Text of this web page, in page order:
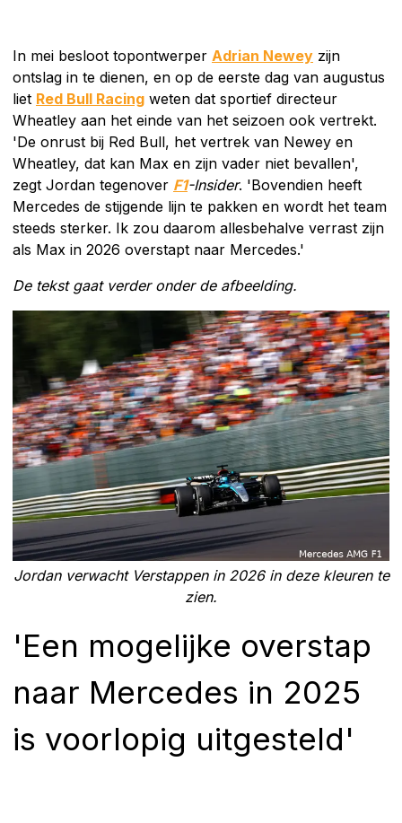
In mei besloot topontwerper Adrian Newey zijn
ontslag in te dienen, en op de eerste dag van augustus
liet Red Bull Racing weten dat sportief directeur
Wheatley aan het einde van het seizoen ook vertrekt.
'De onrust bij Red Bull, het vertrek van Newey en
Wheatley, dat kan Max en zijn vader niet bevallen',
zegt Jordan tegenover F1-Insider. 'Bovendien heeft
Mercedes de stijgende lijn te pakken en wordt het team
steeds sterker. Ik zou daarom allesbehalve verrast zijn
als Max in 2026 overstapt naar Mercedes.'
De tekst gaat verder onder de afbeelding.
Jordan verwacht Verstappen in 2026 in deze kleuren te
zien.
'Een mogelijke overstap
naar Mercedes in 2025
is voorlopig uitgesteld'